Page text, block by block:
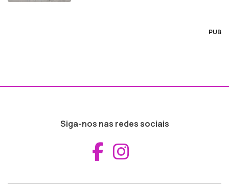
PUB
Siga-nos nas redes sociais
Aceder ao